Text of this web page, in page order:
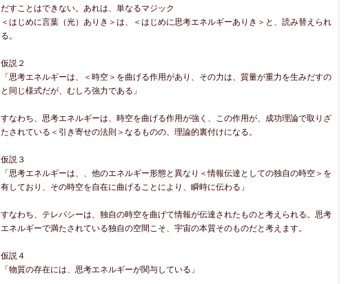
だすことはできない。あれは、単なるマジック
＜はじめに言葉（光）ありき＞は、＜はじめに思考エネルギーありき＞と、読み替えられ
る。
仮説２
「思考エネルギーは、＜時空＞を曲げる作用があり、その力は、質量が重力を生みだすの
と同じ様式だが、むしろ強力である」
すなわち、思考エネルギーは、時空を曲げる作用が強く、この作用が、成功理論で取りざ
たされている＜引き寄せの法則＞なるものの、理論的裏付けになる。
仮説３
「思考エネルギーは、、他のエネルギー形態と異なり＜情報伝達としての独自の時空＞を
有しており、その時空を自在に曲げることにより、瞬時に伝わる」
すなわち、テレパシーは、独自の時空を曲げて情報が伝達されたものと考えられる。思考
エネルギーで満たされている独自の空間こそ、宇宙の本質そのものだと考えます。
仮説４
「物質の存在には、思考エネルギーが関与している」